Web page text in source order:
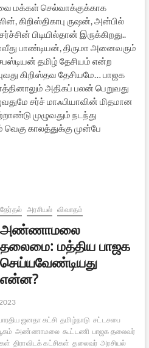
மக்கள் செல்வாக்குக்காக
கிறிஸ்திகாபு ருஷன், அன்பில்
பிடியில்தான் இருக்கிறது..
பாண்டியன், திருமா அனைவரும்
தமிழ் தேசியம் என்ற
கிறிஸ்தவ தேசியமே… பாஜக
அதிகப் பலன் பெறுவது
சர்ச் மாஃபியாவின் மிதமான
முழுவதும் நடந்து
வெகு காலத்துக்கு முன்பே
தேர்தல் அரசியல் விவாதம்
அண்ணாமலை
தலைமை: மத்திய பாஜக
செய்யவேண்டியது
என்ன?
ஜனதா கட்சி தமிழ்நாடு சட்டசபை
அண்ணாமலை கூட்டணி பாஜக தலைவர்
திராவிடக் கட்சிகள் தலைவர் அரசியல்